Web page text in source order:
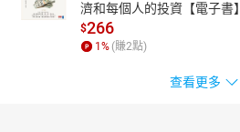
濟和每個人的投資【電子書】
$266
1 % (賺2點)
查看更多